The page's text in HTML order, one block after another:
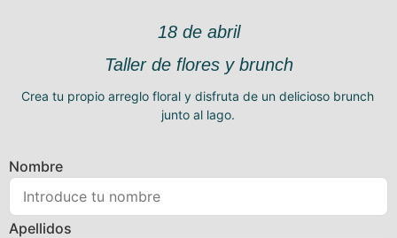
18 de abril
Taller de flores y brunch
Crea tu propio arreglo floral y disfruta de un delicioso brunch
junto al lago.
Nombre
Apellidos